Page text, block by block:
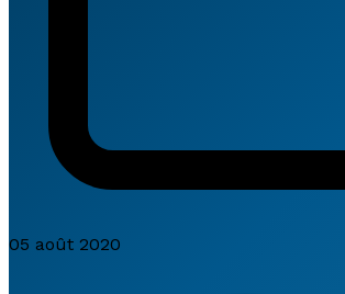
05 août 2020